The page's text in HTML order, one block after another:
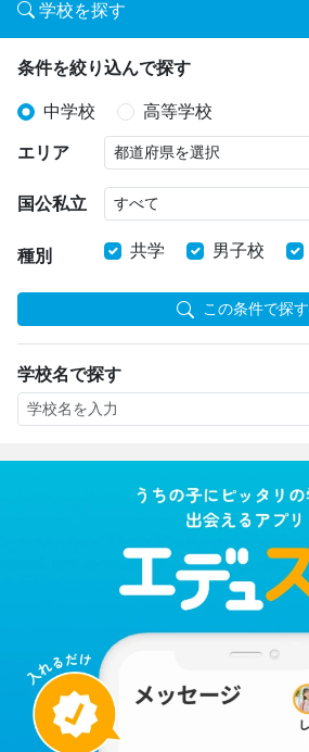
学校を探す
条件を絞り込んで探す
中学校 高等学校
エリア
国公私立
種別 共学 男子校
この条件で探す
学校名で探す